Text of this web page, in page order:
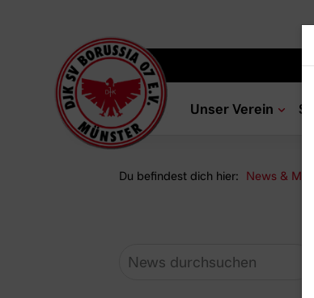
Unser Verein
Du befindest dich hier: News &